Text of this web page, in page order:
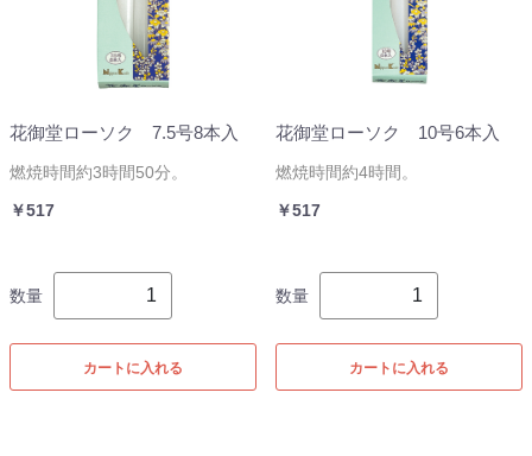
花御堂ローソク 7.5号8本入
燃焼時間約3時間50分。
￥517
数量
カートに入れる
花御堂ローソク 10号6本入
燃焼時間約4時間。
￥517
数量
カートに入れる